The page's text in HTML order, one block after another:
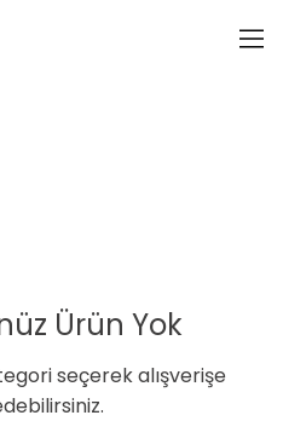
Ürün Yok
seçerek alışverişe